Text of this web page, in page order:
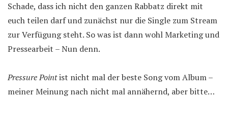
Schade, dass ich nicht den ganzen Rabbatz direkt mit
euch teilen darf und zunächst nur die Single zum Stream
zur Verfügung steht. So was ist dann wohl Marketing und
Pressearbeit – Nun denn.
Pressure Pointist nicht mal der beste Song vom Album –
meiner Meinung nach nicht mal annähernd, aber bitte…